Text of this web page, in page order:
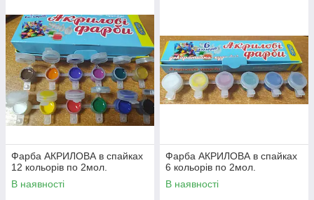
Фарба АКРИЛОВА в спайках
12 кольорів по 2мол.
В наявності
Фарба АКРИЛОВА в спайках
6 кольорів по 2мол.
В наявності